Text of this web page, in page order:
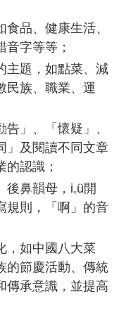
品、健康生活、
字等等；
主題，如點菜、減
民族、職業、運
」、「懷疑」、
」及閱讀不同文章
認識；
後鼻韻母，i,ü開
規則，「啊」的音
，如中國八大菜
的節慶活動、傳統
傳承意識，並提高